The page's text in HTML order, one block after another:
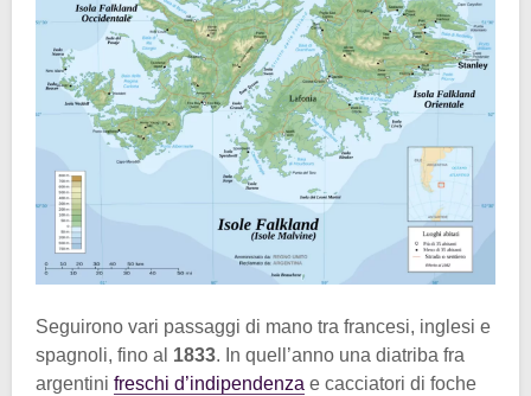
Seguirono vari passaggi di mano tra francesi, inglesi e
spagnoli, fino al 1833. In quell’anno una diatriba fra
argentini freschi d’indipendenza e cacciatori di foche